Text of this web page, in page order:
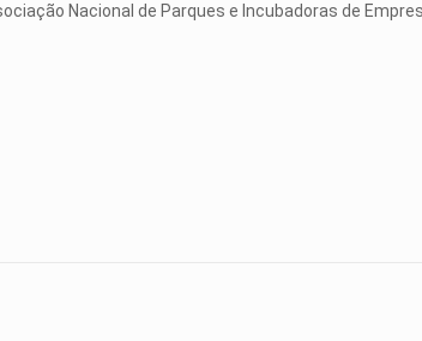
Nacional de Parques e Incubadoras de